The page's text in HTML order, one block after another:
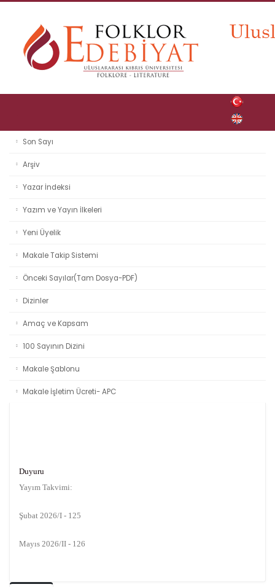
Son Sayı
Arşiv
Yazar İndeksi
Yazım ve Yayın İlkeleri
Yeni Üyelik
Makale Takip Sistemi
Önceki Sayılar(Tam Dosya-PDF)
Dizinler
Amaç ve Kapsam
100 Sayının Dizini
Makale Şablonu
Makale İşletim Ücreti- APC
Duyuru
Yayım Takvimi:
Şubat 2026/I - 125
Mayıs 2026/II - 126